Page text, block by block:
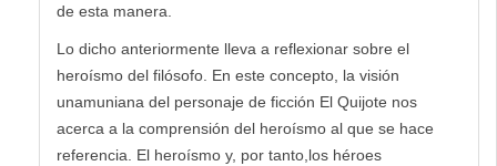
de esta manera.
Lo dicho anteriormente lleva a reflexionar sobre el
heroísmo del filósofo. En este concepto, la visión
unamuniana del personaje de ficción El Quijote nos
acerca a la comprensión del heroísmo al que se hace
referencia. El heroísmo y, por tanto,los héroes